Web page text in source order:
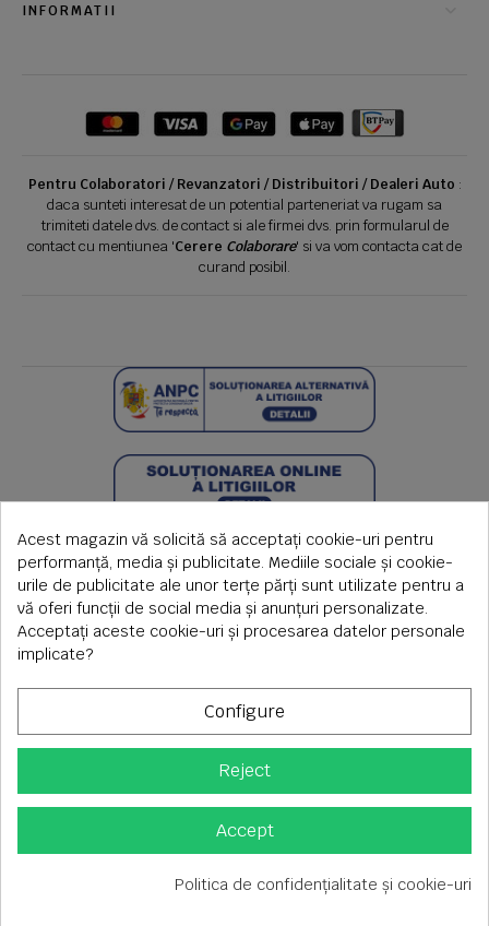
INFORMATII
Pentru Colaboratori / Revanzatori / Distribuitori / Dealeri Auto :
daca sunteti interesat de un potential parteneriat va rugam sa
trimiteti datele dvs. de contact si ale firmei dvs. prin formularul de
contact cu mentiunea 'Cerere Colaborare' si va vom contacta cat de
curand posibil.
Copyright © 2026 S.C. Rimi S.R.L. , Reg.Com: J1992000639351,
CUI: RO1824566
Tel fix: 0256-275 273 mobil: 0720 699 655 ,
Acest magazin vă solicită să acceptați cookie-uri pentru
performanță, media și publicitate. Mediile sociale și cookie-
urile de publicitate ale unor terțe părți sunt utilizate pentru a
vă oferi funcții de social media și anunțuri personalizate.
Acceptați aceste cookie-uri și procesarea datelor personale
implicate?
Configure
Reject
Accept
Politica de confidențialitate și cookie-uri